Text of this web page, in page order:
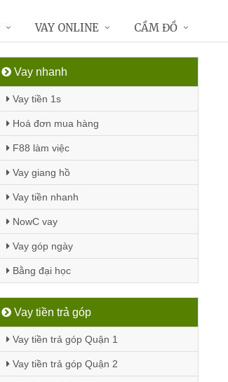
Vay nhanh
Vay tiền 1s
Hoá đơn mua hàng
F88 làm việc
Vay giang hồ
Vay tiền nhanh
NowC vay
Vay góp ngày
Bằng đại học
Vay tiền trả góp
Vay tiền trả góp Quận 1
Vay tiền trả góp Quận 2
VAY ONLINE CẦM ĐỒ